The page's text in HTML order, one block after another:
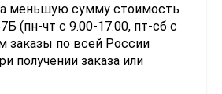
меньшую сумму стоимость
(пн-чт с 9.00-17.00, пт-сб с
заказы по всей России
получении заказа или